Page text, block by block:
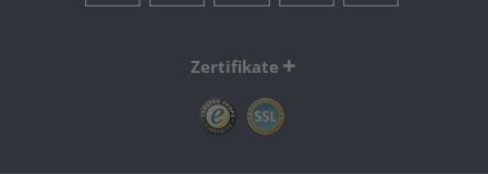
Zertifikate